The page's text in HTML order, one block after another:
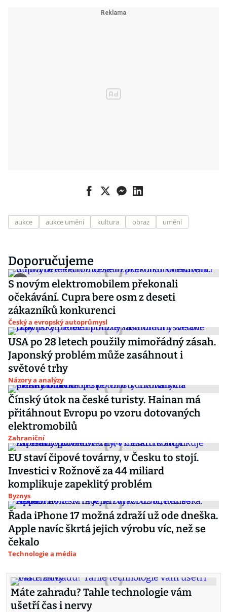
aukce aukce umění kultura obraz umění
Doporučujeme
S novým elektromobilem překonali
očekávání. Cupra bere osm z deseti
zákazníků konkurenci
Český a evropský autoprůmysl
USA po 28 letech použily mimořádný zásah.
Japonský problém může zasáhnout i
světové trhy
Názory a analýzy
Čínský útok na české turisty. Hainan má
přitáhnout Evropu po vzoru dotovaných
elektromobilů
Zahraniční
EU staví čipové továrny, v Česku to stojí.
Investici v Rožnově za 44 miliard
komplikuje zapeklitý problém
Byznys
Řada iPhone 17 možná zdraží už ode dneška.
Apple navíc škrtá jejich výrobu víc, než se
čekalo
Technologie a média
Máte zahradu? Tahle technologie vám
ušetří čas i nervy